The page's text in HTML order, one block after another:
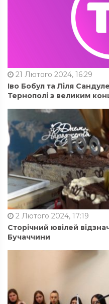
21 Лютого 2024, 16:29
Іво Бобул та Ліля
Тернополі з великим
2 Лютого 2024, 17:19
Сторічний ювілей
Бучаччини